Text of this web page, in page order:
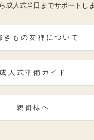
成人式当日までサポートし
きもの友禅について
成人式準備ガイド
親御様へ